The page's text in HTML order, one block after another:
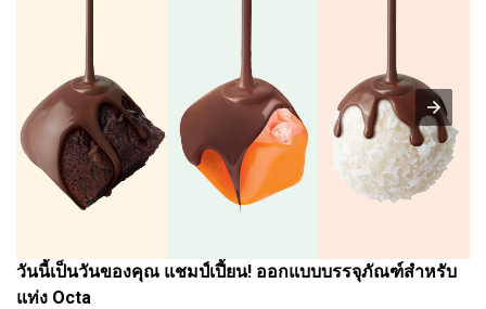
วันนี้เป็นวันของคุณ แชมป์เปี้ยน! ออกแบบบรรจุภัณฑ์สำหรับ
แท่ง Octa